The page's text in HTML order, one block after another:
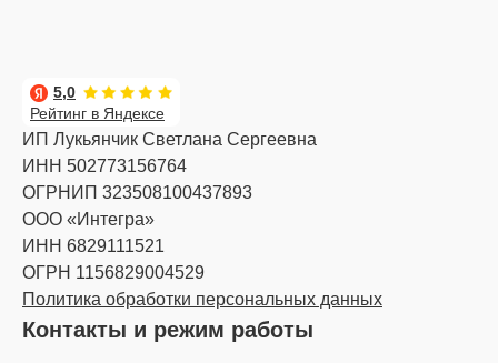
Рейтинг в Яндексе
5,0
ИП Лукьянчик Светлана Сергеевна
ИНН 502773156764
ОГРНИП 323508100437893
ООО «Интегра»
ИНН 6829111521
ОГРН 1156829004529
Политика обработки персональных данных
Контакты и режим работы